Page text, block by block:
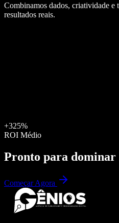
Combinamos dados, criatividade e
resultados reais.
+325%
ROI Médio
Pronto para dominar
Começar Agora